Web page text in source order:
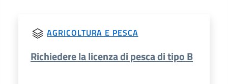
AGRICOLTURA E PESCA
Richiedere la licenza di pesca di tipo B